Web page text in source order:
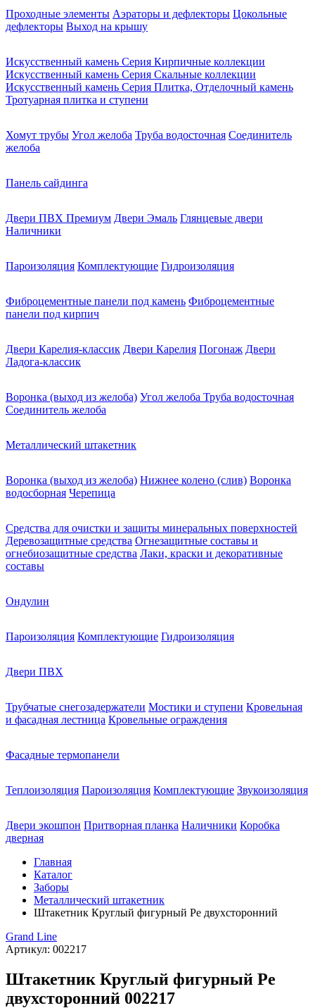
Проходные элементы Аэраторы и дефлекторы Цокольные
дефлекторы Выход на крышу
Искусственный камень Серия Кирпичные коллекции
Искусственный камень Серия Скальные коллекции
Искусственный камень Серия Плитка, Отделочный камень
Тротуарная плитка и ступени
Хомут трубы Угол желоба Труба водосточная Соединитель
желоба
Панель сайдинга
Двери ПВХ Премиум Двери Эмаль Глянцевые двери
Наличники
Пароизоляция Комплектующие Гидроизоляция
Фиброцементные панели под камень Фиброцементные
панели под кирпич
Двери Карелия-классик Двери Карелия Погонаж Двери
Ладога-классик
Воронка (выход из желоба) Угол желоба Труба водосточная
Соединитель желоба
Металлический штакетник
Воронка (выход из желоба) Нижнее колено (слив) Воронка
водосборная Черепица
Средства для очистки и защиты минеральных поверхностей
Деревозащитные средства Огнезащитные составы и
огнебиозащитные средства Лаки, краски и декоративные
составы
Ондулин
Пароизоляция Комплектующие Гидроизоляция
Двери ПВХ
Трубчатые снегозадержатели Мостики и ступени Кровельная
и фасадная лестница Кровельные ограждения
Фасадные термопанели
Теплоизоляция Пароизоляция Комплектующие Звукоизоляция
Двери экошпон Притворная планка Наличники Коробка
дверная
Главная
Каталог
Заборы
Металлический штакетник
Штакетник Круглый фигурный Pe двухсторонний
Grand Line
Артикул: 002217
Штакетник Круглый фигурный Pe
двухсторонний 002217